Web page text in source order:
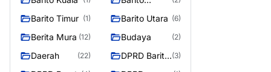
Barito Timur (1) Barito Utara (6)
Berita Mura (12) Budaya (2)
Daerah (22)
DPRD Barito (3)